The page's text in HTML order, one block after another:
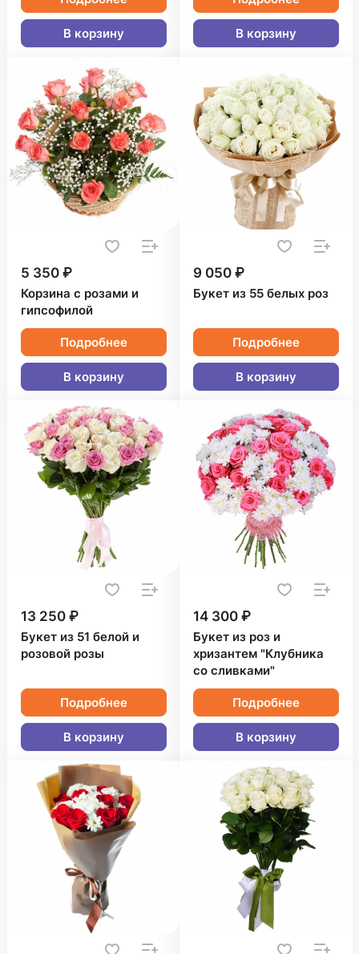
В корзину В корзину
5 350 ₽
Корзина с розами и
гипсофилой
Подробнее
В корзину
9 050 ₽
Букет из 55 белых роз
Подробнее
В корзину
13 250 ₽
Букет из 51 белой и
розовой розы
Подробнее
В корзину
14 300 ₽
Букет из роз и
хризантем "Клубника
со сливками"
Подробнее
В корзину